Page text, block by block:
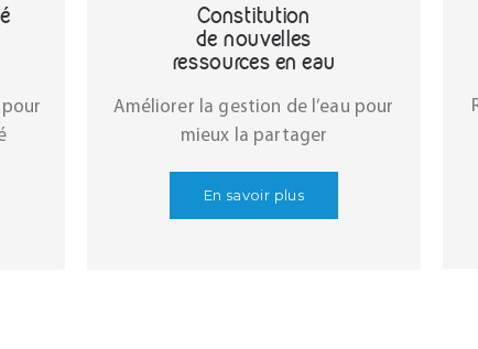
Constitution
de nouvelles
ressources en eau
Améliorer la gestion de l’eau pour
mieux la partager
En savoir plus